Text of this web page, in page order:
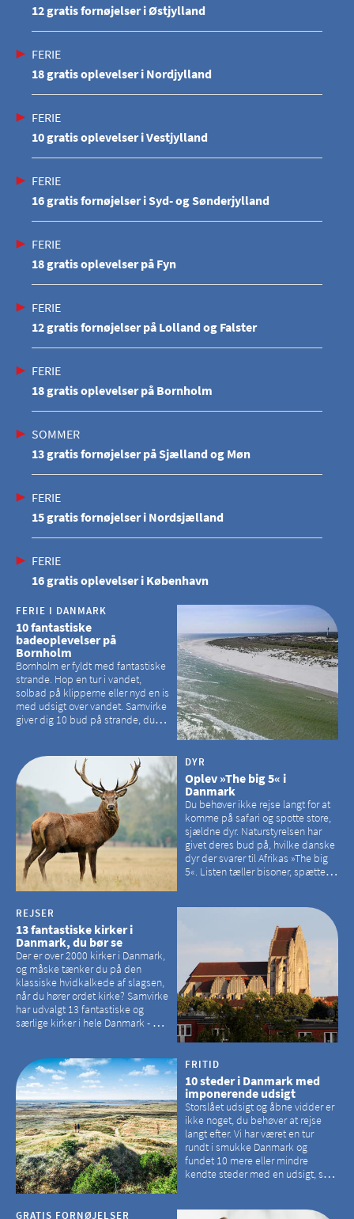
12 gratis fornøjelser i Østjylland
FERIE
18 gratis oplevelser i Nordjylland
FERIE
10 gratis oplevelser i Vestjylland
FERIE
16 gratis fornøjelser i Syd- og Sønderjylland
FERIE
18 gratis oplevelser på Fyn
FERIE
12 gratis fornøjelser på Lolland og Falster
FERIE
18 gratis oplevelser på Bornholm
SOMMER
13 gratis fornøjelser på Sjælland og Møn
FERIE
15 gratis fornøjelser i Nordsjælland
FERIE
16 gratis oplevelser i København
FERIE I DANMARK
10 fantastiske
badeoplevelser på
Bornholm
Bornholm er fyldt med fantastiske
strande. Hop en tur i vandet,
solbad på klipperne eller nyd en is
med udsigt over vandet. Samvirke
giver dig 10 bud på strande, du
DYR
Oplev »The big 5« i
Danmark
Du behøver ikke rejse langt for at
komme på safari og spotte store,
sjældne dyr. Naturstyrelsen har
givet deres bud på, hvilke danske
dyr der svarer til Afrikas »The big
5«. Listen tæller bisoner, spættede
REJSER
13 fantastiske kirker i
Danmark, du bør se
Der er over 2000 kirker i Danmark,
og måske tænker du på den
klassiske hvidkalkede af slagsen,
når du hører ordet kirke? Samvirke
har udvalgt 13 fantastiske og
særlige kirker i hele Danmark - og
hvilke kirker, der er en omvej værd
FRITID
10 steder i Danmark med
imponerende udsigt
Storslået udsigt og åbne vidder er
ikke noget, du behøver at rejse
langt efter. Vi har været en tur
rundt i smukke Danmark og
fundet 10 mere eller mindre
kendte steder med en udsigt, som
GRATIS FORNØJELSER